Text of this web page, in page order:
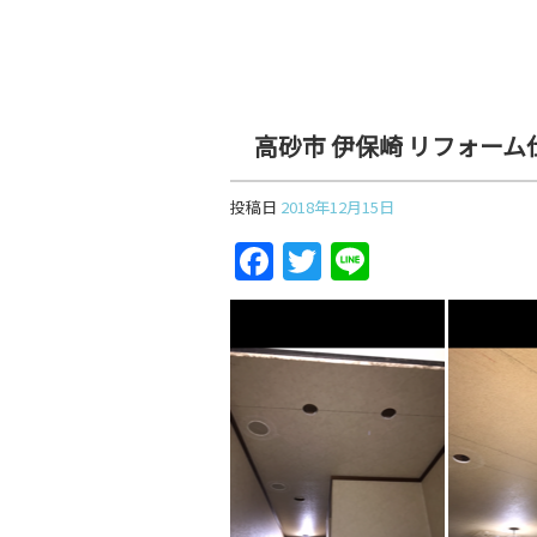
高砂市 伊保崎 リフォーム
投稿日 2018年12月15日
F
a
c
e
o
o
T
w
itt
er
n
e